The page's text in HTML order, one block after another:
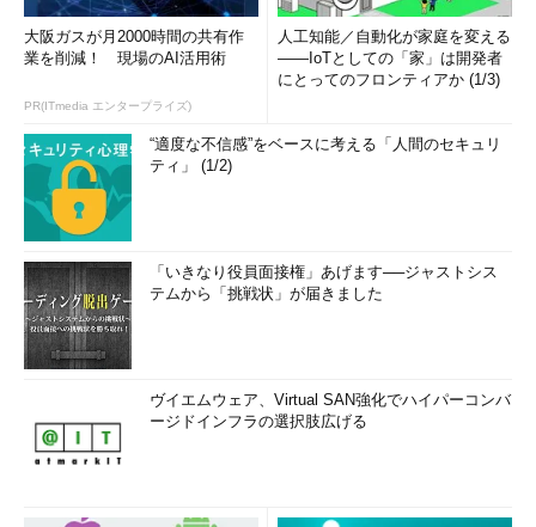
大阪ガスが月2000時間の共有作
業を削減！ 現場のAI活用術
PR(ITmedia エンタープライズ)
人工知能／自動化が家庭を変える
――IoTとしての「家」は開発者
にとってのフロンティアか (1/3)
“適度な不信感”をベースに考える「人間のセキュリ
ティ」 (1/2)
「いきなり役員面接権」あげます──ジャストシス
テムから「挑戦状」が届きました
ヴイエムウェア、Virtual SAN強化でハイパーコンバ
ージドインフラの選択肢広げる